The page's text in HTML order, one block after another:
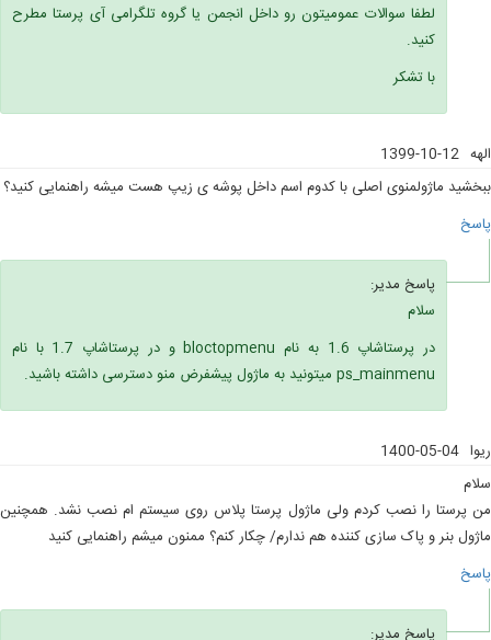
لطفا سوالات عمومیتون رو داخل انجمن یا گروه تلگرامی آی پرستا مطرح
کنید.
با تشکر
الهه 1399-10-12
ببخشید ماژولمنوی اصلی با کدوم اسم داخل پوشه ی زیپ هست میشه راهنمایی کنید؟
پاسخ
پاسخ مدیر:
سلام
در پرستاشاپ 1.6 به نام bloctopmenu و در پرستاشاپ 1.7 با نام
ps_mainmenu میتونید به ماژول پیشفرض منو دسترسی داشته باشید.
ریوا 1400-05-04
سلام
من پرستا را نصب کردم ولی ماژول پرستا پلاس روی سیستم ام نصب نشد. همچنین
ماژول بنر و پاک سازی کننده هم ندارم/ چکار کنم؟ ممنون میشم راهنمایی کنید
پاسخ
پاسخ مدیر: